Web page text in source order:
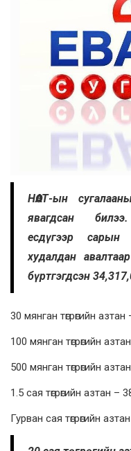
НӨАТ-ын
явагдсан
есдүгээр
худалдан
бүртгэгдсэн
30 мянган төгрөгийн
100 мянган төгрөгийн
500 мянган төгрөгийн
1.5 сая төгрөгийн азтан –
Гурван сая төгрөгийн